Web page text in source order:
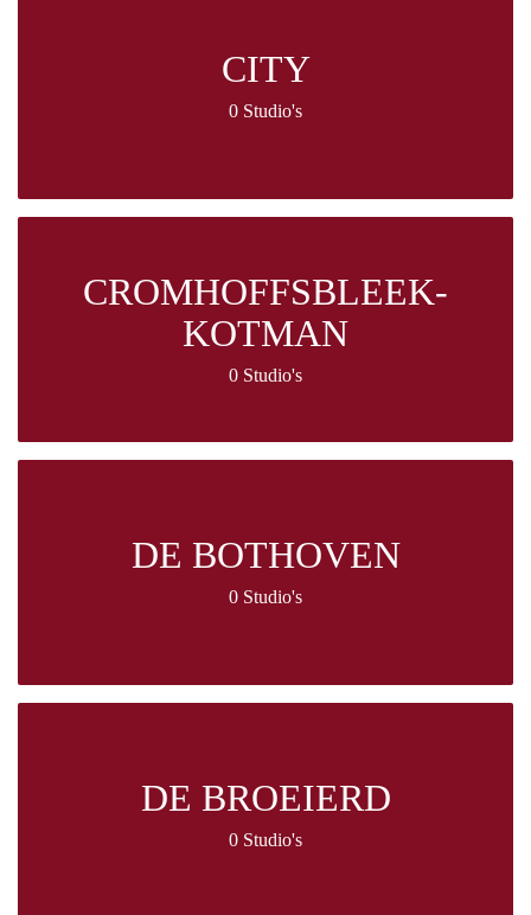
CITY
0 Studio's
CROMHOFFSBLEEK-
KOTMAN
0 Studio's
DE BOTHOVEN
0 Studio's
DE BROEIERD
0 Studio's